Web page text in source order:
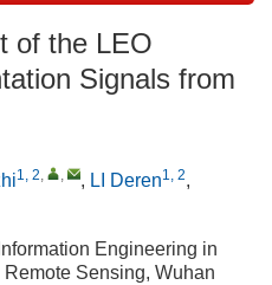
of the LEO
Signals from
1, 2, , , LI Deren1, 2,
Engineering in
Sensing, Wuhan